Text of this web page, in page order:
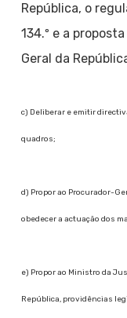
República, o
134.º e a
Geral da
c) Deliberar e emitir
quadros;
d) Propor ao Procurador-
obedecer a actuação dos
e) Propor ao Ministro da
República, providências